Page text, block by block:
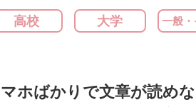
高校 大学 一般
マホばかりで文章が読めな